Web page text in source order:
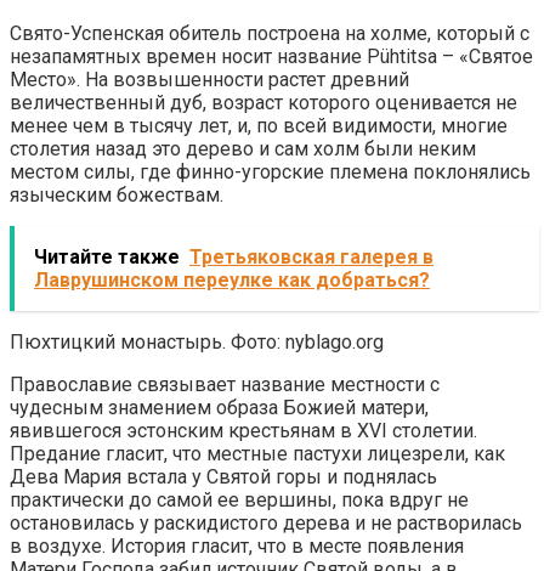
Свято-Успенская обитель построена на холме, который с
незапамятных времен носит название Pühtitsa – «Святое
Место». На возвышенности растет древний
величественный дуб, возраст которого оценивается не
менее чем в тысячу лет, и, по всей видимости, многие
столетия назад это дерево и сам холм были неким
местом силы, где финно-угорские племена поклонялись
языческим божествам.
Читайте также Третьяковская галерея в
Лаврушинском переулке как добраться?
Пюхтицкий монастырь. Фото: nyblago.org
Православие связывает название местности с
чудесным знамением образа Божией матери,
явившегося эстонским крестьянам в XVI столетии.
Предание гласит, что местные пастухи лицезрели, как
Дева Мария встала у Святой горы и поднялась
практически до самой ее вершины, пока вдруг не
остановилась у раскидистого дерева и не растворилась
в воздухе. История гласит, что в месте появления